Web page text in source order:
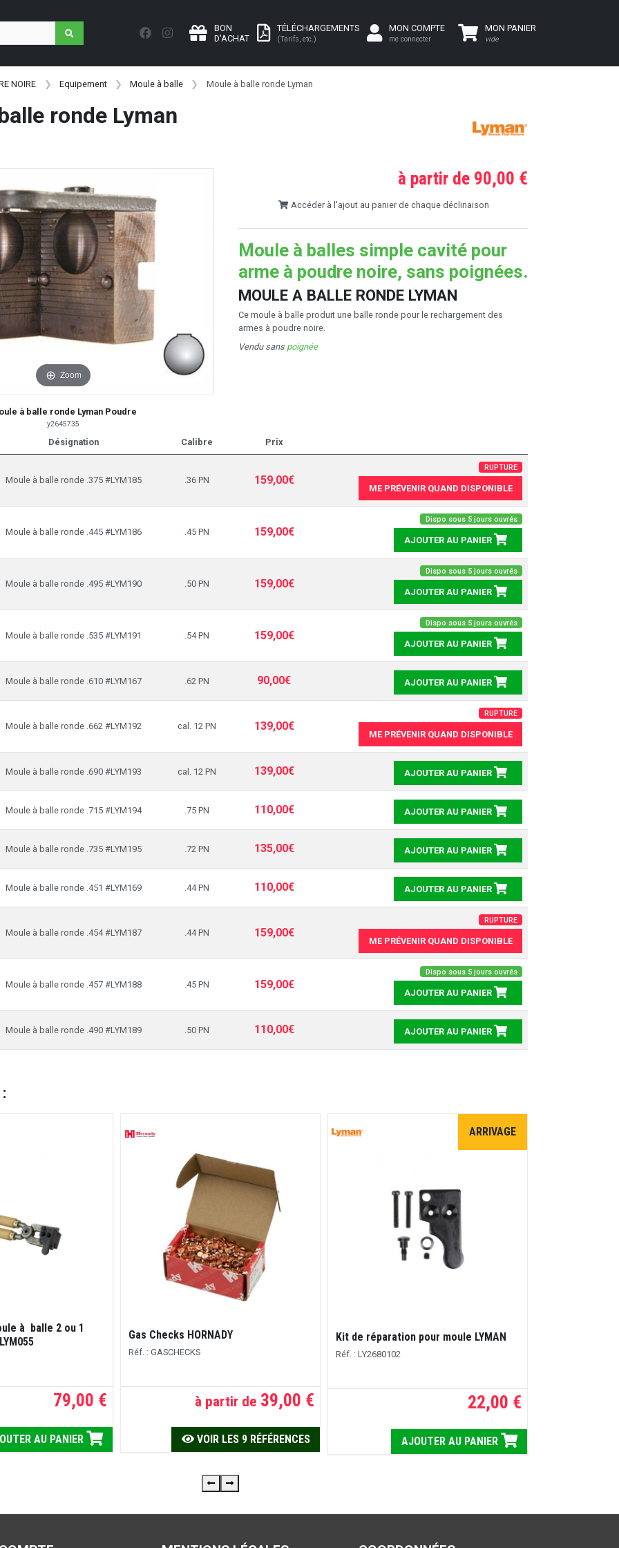
BON
D'ACHAT
TÉLÉCHARGEMENTS
(Tarifs, etc.)
MON COMPTE
me connecter
MON PANIER
vide
NOIRE Equipement Moule à balle Moule à balle ronde Lyman
ronde Lyman
Zoom
à balle ronde Lyman Poudre
y2645735
à partir de 90,00 €
Accéder à l'ajout au panier de chaque déclinaison
Moule à balles simple cavité pour
arme à poudre noire, sans poignées.
MOULE A BALLE RONDE LYMAN
Ce moule à balle produit une balle ronde pour le rechargement des
armes à poudre noire.
Vendu sans poignée
Désignation Calibre Prix
Moule à balle ronde .375 #LYM185 .36 PN 159,00€
RUPTURE
ME PRÉVENIR QUAND DISPONIBLE
Moule à balle ronde .445 #LYM186 .45 PN 159,00€
Dispo sous 5 jours ouvrés
AJOUTER AU PANIER
Moule à balle ronde .495 #LYM190 .50 PN 159,00€
Dispo sous 5 jours ouvrés
AJOUTER AU PANIER
Moule à balle ronde .535 #LYM191 .54 PN 159,00€
Dispo sous 5 jours ouvrés
AJOUTER AU PANIER
Moule à balle ronde .610 #LYM167 .62 PN 90,00€ AJOUTER AU PANIER
Moule à balle ronde .662 #LYM192 cal. 12 PN 139,00€
RUPTURE
ME PRÉVENIR QUAND DISPONIBLE
Moule à balle ronde .690 #LYM193 cal. 12 PN 139,00€ AJOUTER AU PANIER
Moule à balle ronde .715 #LYM194 .75 PN 110,00€ AJOUTER AU PANIER
Moule à balle ronde .735 #LYM195 .72 PN 135,00€ AJOUTER AU PANIER
Moule à balle ronde .451 #LYM169 .44 PN 110,00€ AJOUTER AU PANIER
Moule à balle ronde .454 #LYM187 .44 PN 159,00€
RUPTURE
ME PRÉVENIR QUAND DISPONIBLE
Moule à balle ronde .457 #LYM188 .45 PN 159,00€
Dispo sous 5 jours ouvrés
AJOUTER AU PANIER
Moule à balle ronde .490 #LYM189 .50 PN 110,00€ AJOUTER AU PANIER
à balle 2 ou 1
79,00 €
AU PANIER
Gas Checks HORNADY
Réf. : GASCHECKS
à partir de 39,00 €
VOIR LES 9 RÉFÉRENCES
ARRIVAGE
Kit de réparation pour moule LYMAN
Réf. : LY2680102
22,00 €
AJOUTER AU PANIER